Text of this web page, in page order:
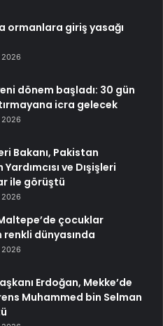
ormanlara giriş yasağı
2026
dönem başladı: 30 gün
icra gelecek
2026
Bakanı, Pakistan
ve Dışişleri
ile görüştü
2026
çocuklar
renkli dünyasında
2026
Erdoğan, Mekke’de
Muhammed bin Selman